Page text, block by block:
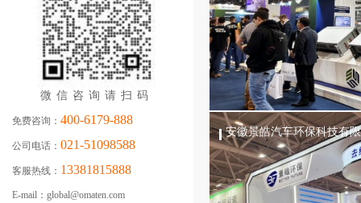
微信咨询请扫码
免费咨询： 400-6179-888
公司电话： 021-51098588
客服热线： 13381815888
E-mail： global@omaten.com
安徽景皓汽车环保科技有